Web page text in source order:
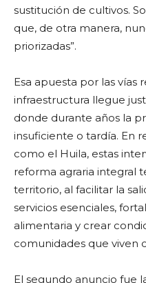
sustitución de cultivos.
que, de otra manera,
priorizadas”.
Esa apuesta por las vías
infraestructura llegue
donde durante años la
insuficiente o tardía. En
como el Huila, estas
reforma agraria integral
territorio, al facilitar la
servicios esenciales,
alimentaria y crear
comunidades que viven
El segundo anuncio fue